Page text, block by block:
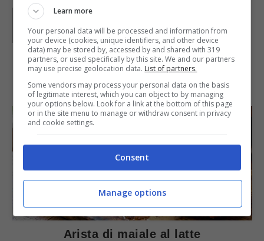
Parole diPaoletta
al 2011, spaziando tra tutte le tipologie di ricette, dai
primi ai contorni, dai secondi ai dolci.
IN PRIMO PIANO
Arista di maiale al latte
Learn more
Your personal data will be processed and information from
your device (cookies, unique identifiers, and other device
data) may be stored by, accessed by and shared with 319
partners, or used specifically by this site. We and our partners
may use precise geolocation data. List of partners.
Some vendors may process your personal data on the basis
of legitimate interest, which you can object to by managing
your options below. Look for a link at the bottom of this page
or in the site menu to manage or withdraw consent in privacy
and cookie settings.
Consent
Manage options